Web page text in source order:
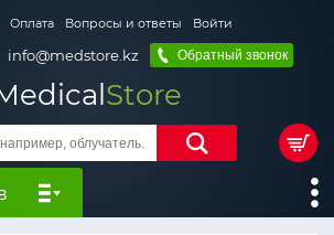
Оплата Вопросы и ответы Войти
info@medstore.kz Обратный звонок
Store